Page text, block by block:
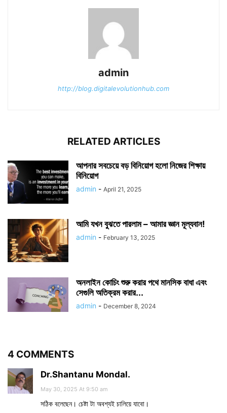
admin
http://blog.digitalevolutionhub.com
RELATED ARTICLES
আপনার সবচেয়ে বড় বিনিয়োগ হলো নিজের শিক্ষায়
বিনিয়োগ
admin - April 21, 2025
আমি যখন বুঝতে পারলাম – আমার জ্ঞান মূল্যবান!
admin - February 13, 2025
অনলাইন কোচিং শুরু করার পথে মানসিক বাধা এবং
সেগুলি অতিক্রম করার...
admin - December 8, 2024
4 COMMENTS
Dr.Shantanu Mondal.
May 30, 2025 At 9:50 am
সঠিক বলেছেন। চেষ্টা টা অবশ্যই চালিয়ে যাবো।